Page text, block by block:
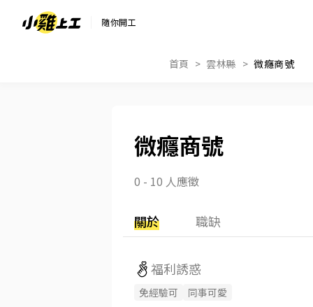
隨你開工
首頁 雲林縣 微癮商號
微癮商號
0 - 10 人應徵
關於 職缺
福利誘惑
免經驗可 同事可愛